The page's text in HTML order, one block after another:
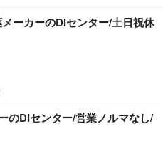
ーカーのDIセンター/土日祝休
のDIセンター/営業ノルマなし/